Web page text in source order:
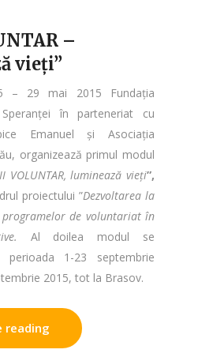
–
vieți”
– 29 mai 2015 Fundația
în parteneriat cu
Emanuel și Asociația
organizează primul modul
VOLUNTAR, luminează vieți”,
proiectului ”Dezvoltarea la
de voluntariat în
Al doilea modul se
perioada 1-23 septembrie
2015, tot la Brasov.
reading